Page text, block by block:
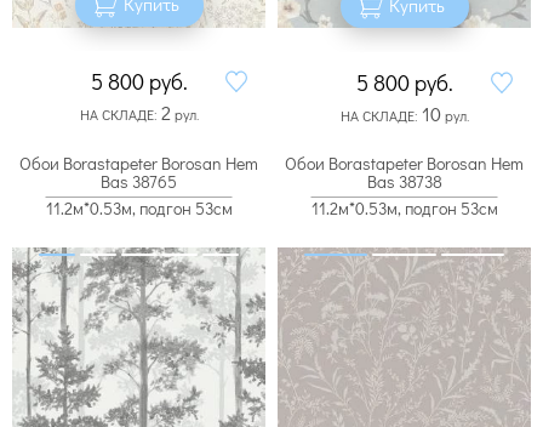
5 800 руб.
НА СКЛАДЕ: 2 рул.
5 800 руб.
НА СКЛАДЕ: 10рул.
Обои Borastapeter Borosan Hem
Bas 38765
11.2м*0.53м, подгон 53см
Обои Borastapeter Borosan Hem
Bas 38738
11.2м*0.53м, подгон 53см